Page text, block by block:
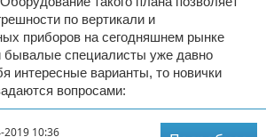
по вертикали и
приборов на сегодняшнем рынке
бывалые специалисты уже давно
интересные варианты, то новички
вопросами:
2019 10:36